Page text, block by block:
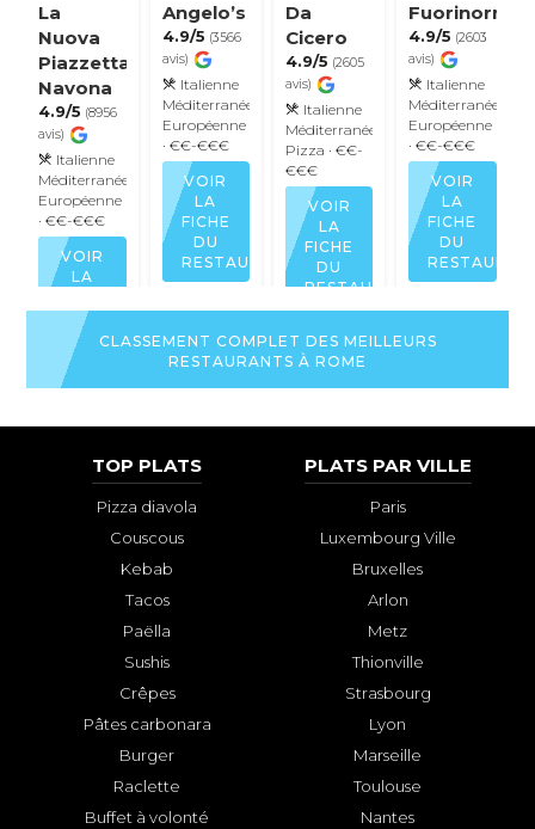
La
Nuova
Piazzetta
Navona
4.9/5 (8956
avis)
Italienne
Méditerranéenne
Européenne
· €€-€€€
VOIR
LA
DU
RESTAURANT
Angelo’s
4.9/5 (3566
avis)
Italienne
Méditerranéenne
Européenne
· €€-€€€
VOIR
LA
FICHE
DU
RESTAURANT
Da
Cicero
4.9/5 (2605
avis)
Italienne
Méditerranéenne
Pizza · €€-
€€€
VOIR
LA
FICHE
DU
RESTAURANT
Fuorinorma
4.9/5 (2603
avis)
Italienne
Méditerranéenne
Européenne
· €€-€€€
VOIR
LA
FICHE
DU
CLASSEMENT COMPLET DES MEILLEURS
RESTAURANTS À ROME
TOP PLATS
Pizza diavola
Couscous
Kebab
Tacos
Paëlla
Sushis
Crêpes
Pâtes carbonara
Burger
Raclette
Buffet à volonté
PLATS PAR VILLE
Paris
Luxembourg Ville
Bruxelles
Arlon
Metz
Thionville
Strasbourg
Lyon
Marseille
Toulouse
Nantes